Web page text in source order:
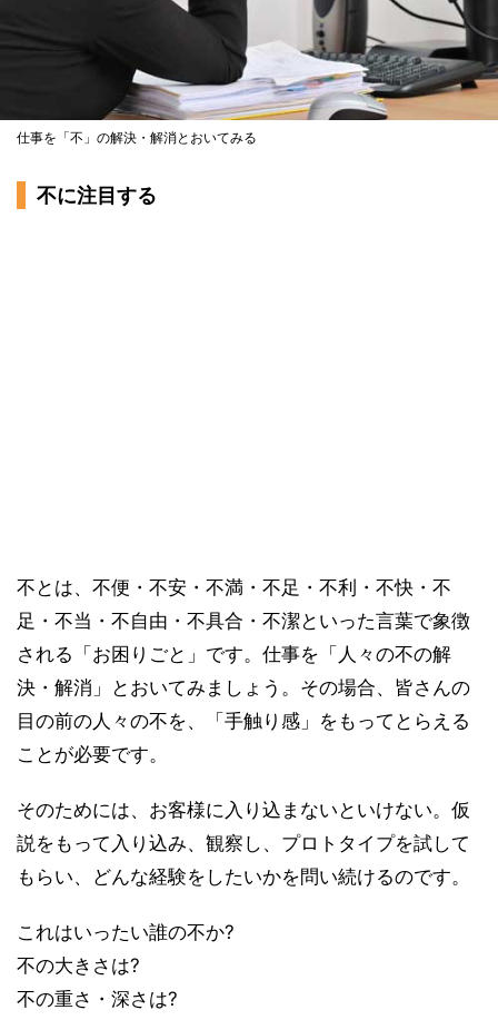
仕事を「不」の解決・解消とおいてみる
不に注目する
不とは、不便・不安・不満・不足・不利・不快・不
足・不当・不自由・不具合・不潔といった言葉で象徴
される「お困りごと」です。仕事を「人々の不の解
決・解消」とおいてみましょう。その場合、皆さんの
目の前の人々の不を、「手触り感」をもってとらえる
ことが必要です。
そのためには、お客様に入り込まないといけない。仮
説をもって入り込み、観察し、プロトタイプを試して
もらい、どんな経験をしたいかを問い続けるのです。
これはいったい誰の不か?
不の大きさは?
不の重さ・深さは?